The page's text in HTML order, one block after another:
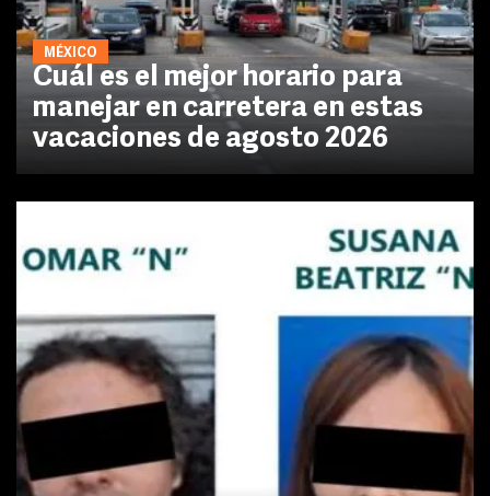
MÉXICO
Cuál es el mejor horario para
manejar en carretera en estas
vacaciones de agosto 2026